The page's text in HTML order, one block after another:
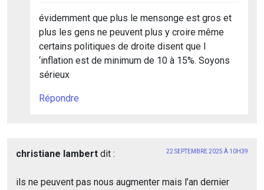
évidemment que plus le mensonge est gros et
plus les gens ne peuvent plus y croire même
certains politiques de droite disent que l
‘inflation est de minimum de 10 à 15%. Soyons
sérieux
Répondre
christiane lambert dit : 22 SEPTEMBRE 2025 À 10H39
ils ne peuvent pas nous augmenter mais l’an dernier